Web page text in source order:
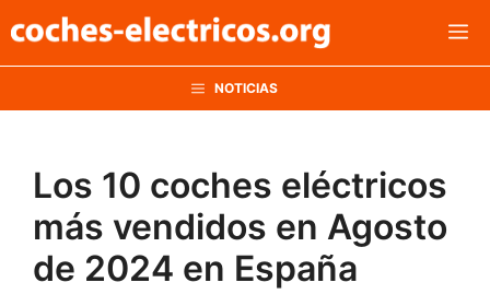
al
NOTICIAS
Los 10 coches eléctricos
más vendidos en Agosto
de 2024 en España